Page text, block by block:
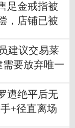
足金戒指被
，店铺已被
建议交易莱
要放弃唯一
遭绝平后无
+径直离场